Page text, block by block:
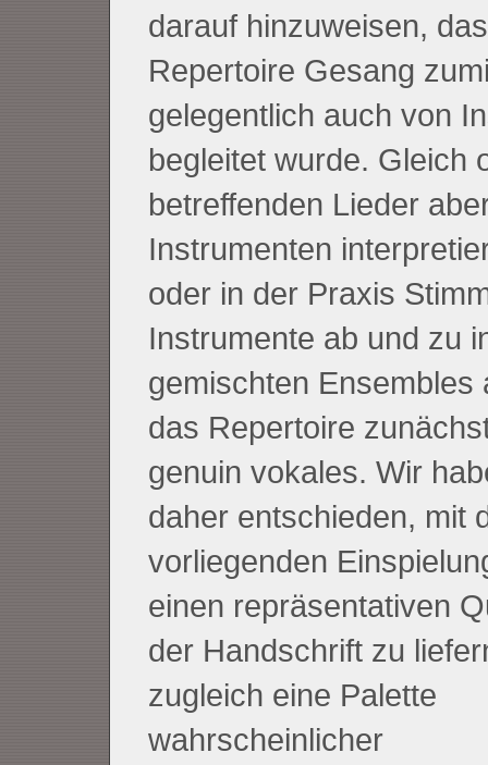
darauf hinzuweisen,
Repertoire Gesang
gelegentlich auch von
begleitet wurde. Gleich
betreffenden Lieder
Instrumenten
oder in der Praxis
Instrumente ab und zu
gemischten Ensembles
das Repertoire
genuin vokales. Wir
daher entschieden, mit
vorliegenden
einen repräsentativen
der Handschrift zu
zugleich eine Palette
wahrscheinlicher